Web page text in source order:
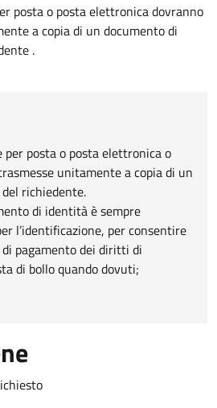
posta o posta elettronica dovranno
a copia di un documento di
.
posta o posta elettronica o
unitamente a copia di un
richiedente.
di identità è sempre
l’identificazione, per consentire
di pagamento dei diritti di
di bollo quando dovuti;